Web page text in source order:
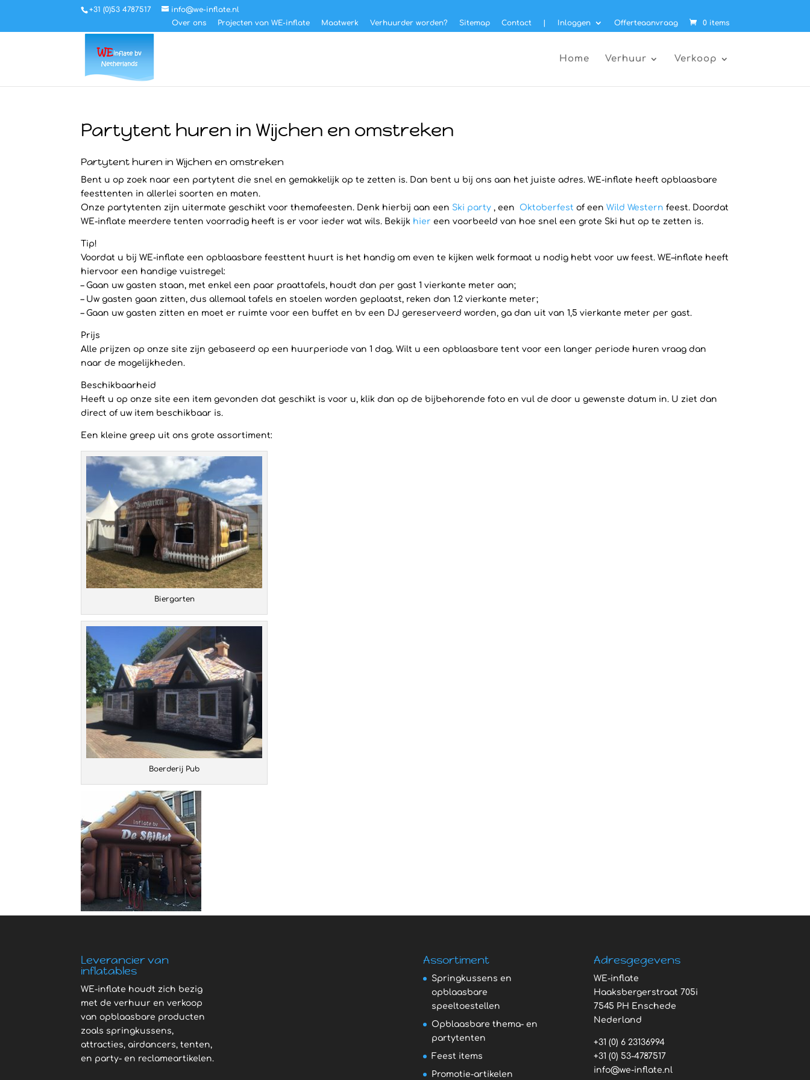
+31 (0)53 4787517
info@we-inflate.nl
Over ons
Projecten van WE-inflate Maatwerk Verhuurder worden? Sitemap Contact Inloggen Offerteaanvraag 0 items
Home Verhuur Verkoop
Partytent huren in Wijchen en omstreken
Partytent huren in Wijchen en omstreken
Bent u op zoek naar een partytent die snel en gemakkelijk op te zetten is. Dan bent u bij ons aan het juiste adres. WE-inflate heeft opblaasbare
feesttenten in allerlei soorten en maten.
Onze partytenten zijn uitermate geschikt voor themafeesten. Denk hierbij aan een Ski party , een Oktoberfest of eenWild Western feest. Doordat
WE-inflate meerdere tenten voorradig heeft is er voor ieder wat wils. Bekijk hier een voorbeeld van hoe snel een grote Ski hut op te zetten is.
Tip!
Voordat u bij WE-inflate een opblaasbare feesttent huurt is het handig om even te kijken welk formaat u nodig hebt voor uw feest. WE–inflate heeft
hiervoor een handige vuistregel:
– Gaan uw gasten staan, met enkel een paar praattafels, houdt dan per gast 1 vierkante meter aan;
– Uw gasten gaan zitten, dus allemaal tafels en stoelen worden geplaatst, reken dan 1.2 vierkante meter;
– Gaan uw gasten zitten en moet er ruimte voor een buffet en bv een DJ gereserveerd worden, ga dan uit van 1,5 vierkante meter per gast.
Prijs
Alle prijzen op onze site zijn gebaseerd op een huurperiode van 1 dag. Wilt u een opblaasbare tent voor een langer periode huren vraag dan
naar de mogelijkheden.
Beschikbaarheid
Heeft u op onze site een item gevonden dat geschikt is voor u, klik dan op de bijbehorende foto en vul de door u gewenste datum in. U ziet dan
direct of uw item beschikbaar is.
Een kleine greep uit ons grote assortiment:
Biergarten
Boerderij Pub
Leverancier van
inflatables
WE-inflate houdt zich bezig
met de verhuur en verkoop
van opblaasbare producten
zoals springkussens,
attracties, airdancers, tenten,
en party- en reclameartikelen.
Assortiment
Springkussens en
opblaasbare
speeltoestellen
Opblaasbare thema- en
partytenten
Feest items
Promotie-artikelen
Adresgegevens
WE-inflate
Haaksbergerstraat 705i
7545 PH Enschede
Nederland
+31 (0) 6 23136994
+31 (0) 53-4787517
info@we-inflate.nl